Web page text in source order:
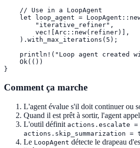
    // Use in a LoopAgent
let loop_agent =
        "iterative_refiner",
        vec![Arc::new(refiner)],
    ).with_max_iterations(5);
println!("Loop agent created
    Ok(())
}
Comment ça marche
L'agent évalue s'il doit continuer ou
Quand il est prêt à sortir, l'agent
L'outil définit actions.escalate
actions.skip_summarization =
Le LoopAgent détecte le drapeau